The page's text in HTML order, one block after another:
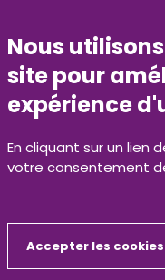
Retrouvez
Nous
site pour
expérience
En cliquant sur un lien
votre consentement
Accepter les cookies
Masquer